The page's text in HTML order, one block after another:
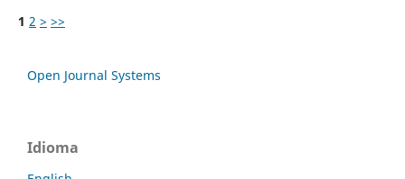
1 2 > >>
Open Journal Systems
Idioma